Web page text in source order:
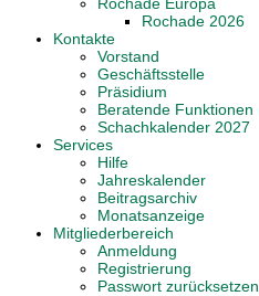
Rochade 2026
Kontakte
Vorstand
Geschäftsstelle
Präsidium
Beratende Funktionen
Schachkalender 2027
Services
Hilfe
Jahreskalender
Beitragsarchiv
Monatsanzeige
Mitgliederbereich
Anmeldung
Registrierung
Passwort zurücksetzen